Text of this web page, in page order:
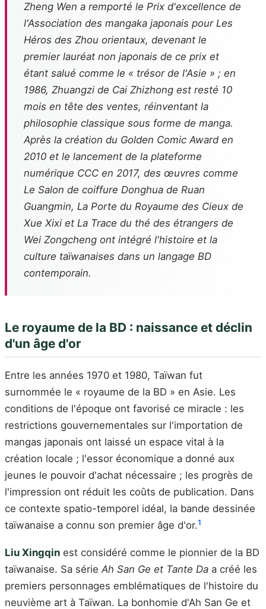
Zheng Wen a remporté le Prix d'excellence de
l'Association des mangaka japonais pour Les
Héros des Zhou orientaux, devenant le
premier lauréat non japonais de ce prix et
étant salué comme le « trésor de l'Asie » ; en
1986, Zhuangzi de Cai Zhizhong est resté 10
mois en tête des ventes, réinventant la
philosophie classique sous forme de manga.
Après la création du Golden Comic Award en
2010 et le lancement de la plateforme
numérique CCC en 2017, des œuvres comme
Le Salon de coiffure Donghua de Ruan
Guangmin, La Porte du Royaume des Cieux de
Xue Xixi et La Trace du thé des étrangers de
Wei Zongcheng ont intégré l'histoire et la
culture taïwanaises dans un langage BD
contemporain.
Le royaume de la BD : naissance et déclin
d'un âge d'or
Entre les années 1970 et 1980, Taïwan fut
surnommée le « royaume de la BD » en Asie. Les
conditions de l'époque ont favorisé ce miracle : les
restrictions gouvernementales sur l'importation de
mangas japonais ont laissé un espace vital à la
création locale ; l'essor économique a donné aux
jeunes le pouvoir d'achat nécessaire ; les progrès de
l'impression ont réduit les coûts de publication. Dans
ce contexte spatio-temporel idéal, la bande dessinée
taïwanaise a connu son premier âge d'or.1
Liu Xingqin est considéré comme le pionnier de la BD
taïwanaise. Sa série Ah San Ge et Tante Da a créé les
premiers personnages emblématiques de l'histoire du
neuvième art à Taïwan. La bonhomie d'Ah San Ge et